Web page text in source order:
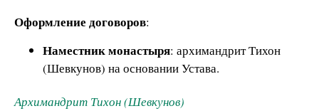
Оформление договоров:
Наместник монастыря: архимандрит Тихон
(Шевкунов) на основании Устава.
Архимандрит Тихон (Шевкунов)